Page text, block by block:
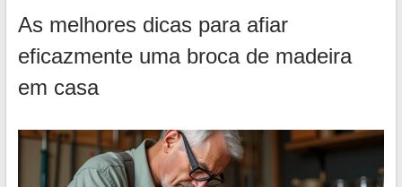
As melhores dicas para afiar
eficazmente uma broca de madeira
em casa